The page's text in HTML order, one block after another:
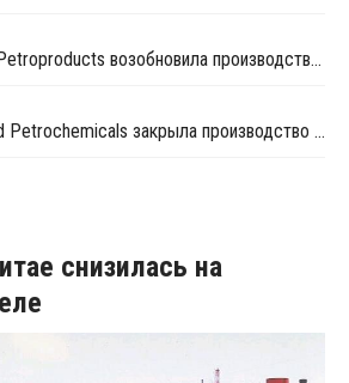
Компания Tamilnadu Petroproducts возобновила производство окиси пропилена
Deepak Fertilisers and Petrochemicals закрыла производство изопропилового спирта из-за перебоев в поставках пропилена
снизилась на